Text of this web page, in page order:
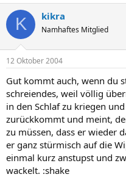
K kikra
Namhaftes Mitglied
12 Oktober 2004
Gut kommt auch, wenn du
schreiendes, weil völlig
in den Schlaf zu kriegen
zurückkommt und meint,
zu müssen, dass er wieder
er ganz stürmisch auf die
einmal kurz anstupst und
wackelt. :shake